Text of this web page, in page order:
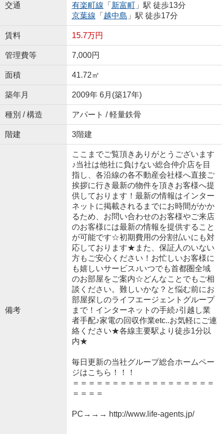
交通
有楽町線 「 新富町」駅 徒歩13分
京葉線 「 越中島 」駅 徒歩17分
賃料 15.7万円
管理費等 7,000円
面積 41.72㎡
築年月 2009年 6月(築17年)
種別 / 構造 アパート / 軽量鉄骨
階建 3階建
備考
ここまでご覧頂きありがとうございます
♪当社は他社に負けない総合仲介店を目
指し、各沿線の各不動産会社様へ直接ご
挨拶に行き最新の物件を頂きお客様へ提
供しております！最新の情報はインター
ネットに掲載されるまでにお時間がかか
るため、お問い合わせのお客様やご来店
のお客様には最新の情報を提供すること
が可能です☆初期費用の分割払いにも対
応しております★また、保証人のいない
方もご安心ください！お忙しいお客様に
も嬉しいサービス♪いつでも首都圏全域
のお部屋をご案内☆どんなことでもご相
談ください。難しいかな？と悩む前にお
部屋探しのライフエージェントグループ
まで！インターネットの手続♪引越し業
者手配♪家電の回収作業etc..お気軽にご連
絡ください★各線主要駅より徒歩1分以
内★
毎日更新の当社グループ総合ホームペー
ジはこちら！！！
＝＝＝＝＝＝＝＝＝＝＝＝＝＝＝＝＝＝
＝＝＝＝
PC→→→ http://www.life-agents.jp/